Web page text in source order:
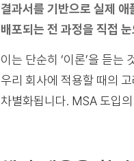
결과서를 기반으로 실제
배포되는 전 과정을 직접
이는 단순히 ‘이론’을 듣는
우리 회사에 적용할 때의
차별화됩니다. MSA 도입